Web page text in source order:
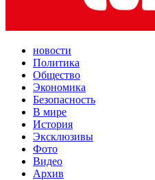
новости
Политика
Общество
Экономика
Безопасность
В мире
История
Эксклюзивы
Фото
Видео
Архив